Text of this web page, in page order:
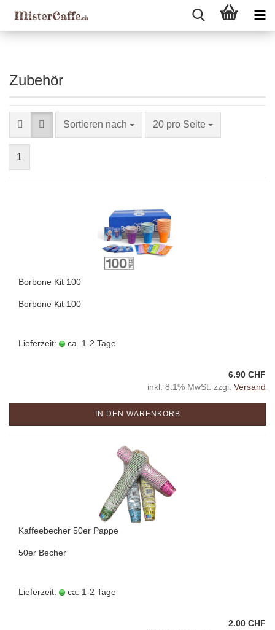
Zubehör
Sortieren nach 20 pro Seite
1
Borbone Kit 100
Borbone Kit 100
Lieferzeit: ca. 1-2 Tage
6.90 CHF
inkl. 8.1% MwSt. zzgl. Versand
IN DEN WARENKORB
Kaffeebecher 50er Pappe
50er Becher
Lieferzeit: ca. 1-2 Tage
2.00 CHF